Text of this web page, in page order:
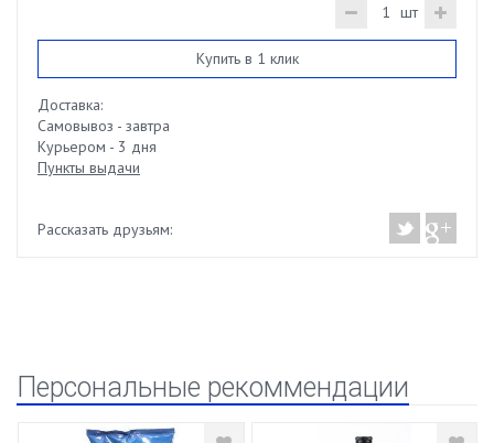
шт
Купить в 1 клик
Доставка:
Самовывоз - завтра
Курьером - 3 дня
Пункты выдачи
Рассказать друзьям:
Персональные рекоммендации